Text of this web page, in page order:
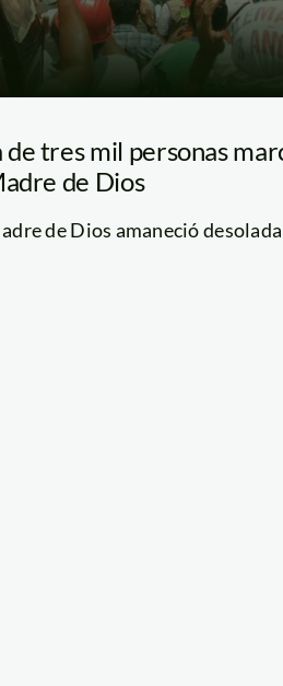
de tres mil personas
de Dios
de Dios amaneció